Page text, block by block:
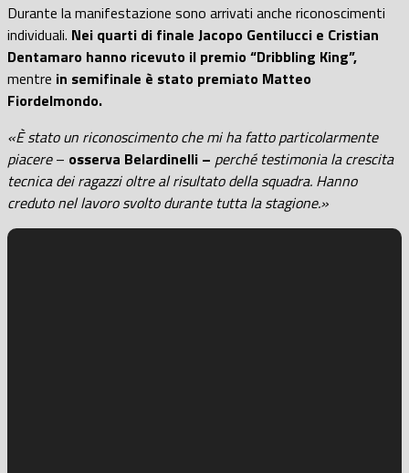
Durante la manifestazione sono arrivati anche riconoscimenti
individuali. Nei quarti di finale Jacopo Gentilucci e Cristian
Dentamaro hanno ricevuto il premio “Dribbling King”,
mentre in semifinale è stato premiato Matteo
Fiordelmondo.
«È stato un riconoscimento che mi ha fatto particolarmente
piacere– osserva Belardinelli – perché testimonia la crescita
tecnica dei ragazzi oltre al risultato della squadra. Hanno
creduto nel lavoro svolto durante tutta la stagione.»